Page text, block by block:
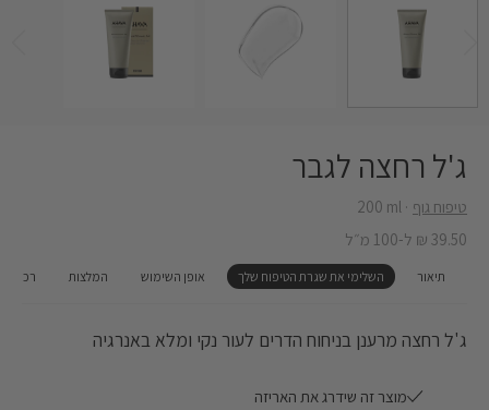
ג'ל רחצה לגבר
טיפוח גוף ‎200 ml
39.50 ₪ ל-100 מ״ל
תיאור השלימי את שגרת הטיפוח שלך‎ אופן השימוש המלצות רכיבים
ג'ל רחצה מרענן בניחוח הדרים לעור נקי ומלא באנרגיה
מוצר זה שידרג את האריזה